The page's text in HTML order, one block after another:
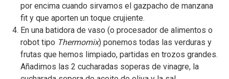
por encima cuando sirvamos el gazpacho de manzana
fit y que aporten un toque crujiente.
En una batidora de vaso (o procesador de alimentos o
robot tipo Thermomix) ponemos todas las verduras y
frutas que hemos limpiado, partidas en trozos grandes.
Añadimos las 2 cucharadas soperas de vinagre, la